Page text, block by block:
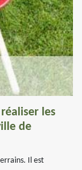
les
de
Il est